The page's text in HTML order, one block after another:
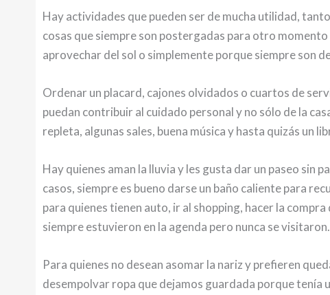
Hay actividades que pueden ser de mucha utilidad,
cosas que siempre son postergadas para otro
aprovechar del sol o simplemente porque siempre son
Ordenar un placard, cajones olvidados o cuartos de
puedan contribuir al cuidado personal y no sólo de la
repleta, algunas sales, buena música y hasta quizás un
Hay quienes aman la lluvia y les gusta dar un paseo sin
casos, siempre es bueno darse un baño caliente para
para quienes tienen auto, ir al shopping, hacer la
siempre estuvieron en la agenda pero nunca se visitaron.
Para quienes no desean asomar la nariz y prefieren
desempolvar ropa que dejamos guardada porque tenía